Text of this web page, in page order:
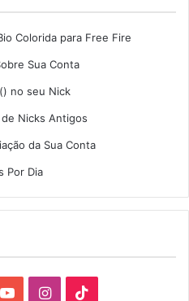
Colorida para Free Fire
Sua Conta
) no seu Nick
Nicks Antigos
da Sua Conta
Por Dia
YouTubeInstagram